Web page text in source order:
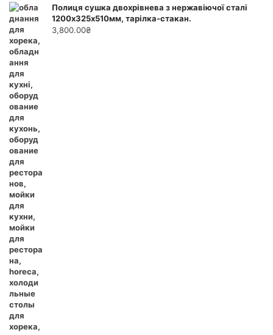
Полиця сушка двохрівнева з нержавіючої сталі
1200х325х510мм, тарілка-стакан.
3,800.00₴